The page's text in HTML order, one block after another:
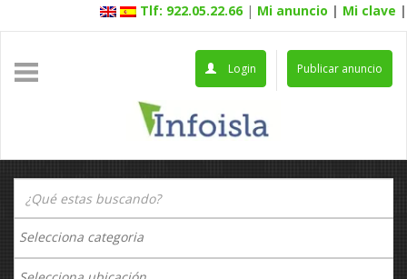
Tlf: 922.05.22.66 | Mi anuncio | Mi clave |
Publicar anuncio
Login